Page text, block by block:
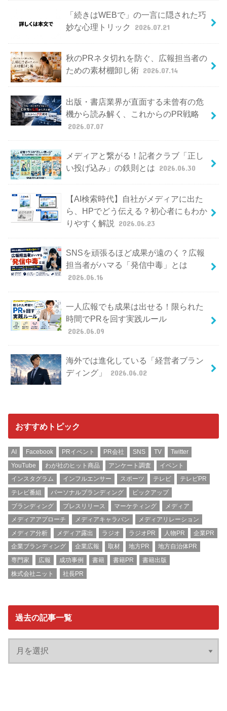
「続きはWEBで」の一言に隠された巧
妙な心理トリック
2026.07.21
秋のPRネタ切れを防ぐ、広報担当者の
ための素材棚卸し術 2026.07.14
出版・書店業界が直面する未曾有の危
機から読み解く、これからのPR戦略
2026.07.07
メディアと繋がる！記者クラブ「正し
い投げ込み」の鉄則とは 2026.06.30
【AI検索時代】自社がメディアに出た
ら、HPでどう伝える？初心者にもわか
りやすく解説
2026.06.23
SNSを頑張るほど成果が遠のく？広報
担当者がハマる「発信中毒」とは
2026.06.16
一人広報でも成果は出せる！限られた
時間でPRを回す実践ルール
2026.06.09
海外では進化している「経営者ブラン
ディング」
2026.06.02
おすすめトピック
AI Facebook PRイベント PR会社 SNS TV
Twitter
YouTube
わが社のヒット商品 アンケート調査
イベント
インスタグラム
インフルエンサー スポーツ テレビ
テレビPR
テレビ番組
パーソナルブランディング
ピックアップ
ブランディング
プレスリリース マーケティング
メディア
メディアアプローチ
メディアキャラバン
メディアリレーション
メディア分析
メディア露出 ラジオ ラジオPR 人物PR
企業PR
企業ブランディング
企業広報 取材 地方PR
地方自治体PR
専門家
広報 成功事例 書籍 書籍PR
書籍出版
株式会社ニット
社長PR
過去の記事一覧